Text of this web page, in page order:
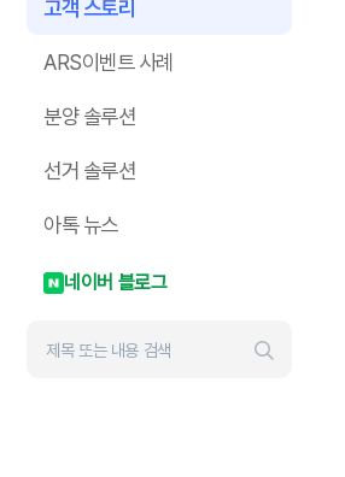
고객 스토리
ARS이벤트 사례
분양 솔루션
선거 솔루션
아톡 뉴스
네이버 블로그